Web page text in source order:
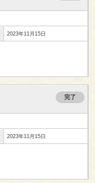
2023年11月15日
完了
2023年11月15日